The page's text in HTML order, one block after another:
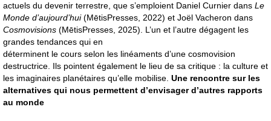
actuels du devenir terrestre, que s’emploient Daniel Curnier dans Le
Monde d’aujourd’hui(MētisPresses, 2022) et Joël Vacheron dans
Cosmovisions (MētisPresses, 2025). L’un et l’autre dégagent les
grandes tendances qui en
déterminent le cours selon les linéaments d’une cosmovision
destructrice. Ils pointent également le lieu de sa critique : la culture et
les imaginaires planétaires qu’elle mobilise. Une rencontre sur les
alternatives qui nous permettent d’envisager d’autres rapports
au monde